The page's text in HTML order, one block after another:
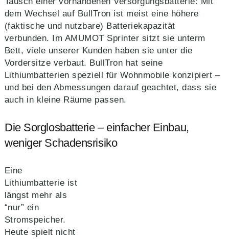
dem Wechsel auf BullTron ist meist eine höhere
(faktische und nutzbare) Batteriekapazität
verbunden. Im AMUMOT Sprinter sitzt sie unterm
Bett, viele unserer Kunden haben sie unter die
Vordersitze verbaut. BullTron hat seine
Lithiumbatterien speziell für Wohnmobile konzipiert –
und bei den Abmessungen darauf geachtet, dass sie
auch in kleine Räume passen.
Die Sorglosbatterie – einfacher Einbau,
weniger Schadensrisiko
Eine
Lithiumbatterie ist
längst mehr als
“nur” ein
Stromspeicher.
Heute spielt nicht